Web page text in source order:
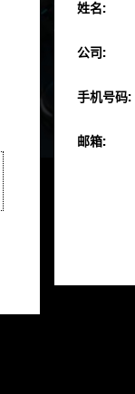
姓名:
公司:
手机号码:
邮箱: